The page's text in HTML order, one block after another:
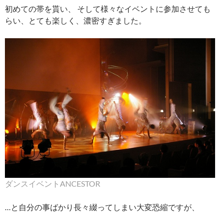
初めての帯を貰い、 そして様々なイベントに参加させても
らい、とても楽しく、濃密すぎました。
ダンスイベントANCESTOR
…と自分の事ばかり長々綴ってしまい大変恐縮ですが、